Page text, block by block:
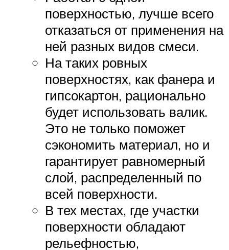
поверхностью, лучше всего
отказаться от применения на
ней разных видов смеси.
На таких ровных
поверхностях, как фанера и
гипсокартон, рационально
будет использовать валик.
Это не только поможет
сэкономить материал, но и
гарантирует равномерный
слой, распределенный по
всей поверхности.
В тех местах, где участки
поверхности обладают
рельефностью,